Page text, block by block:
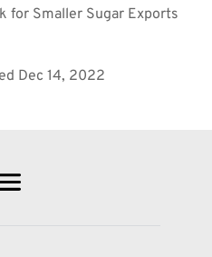
for Smaller Sugar Exports
Dec 14, 2022